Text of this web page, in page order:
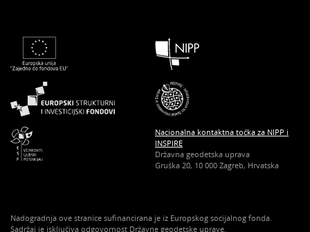
Nacionalna kontaktna točka za NIPP i
INSPIRE
Državna geodetska uprava
Gruška 20, 10 000 Zagreb, Hrvatska
Nadogradnja ove stranice sufinancirana je iz Europskog socijalnog fonda.
Sadržaj je isključiva odgovornost Državne geodetske uprave.